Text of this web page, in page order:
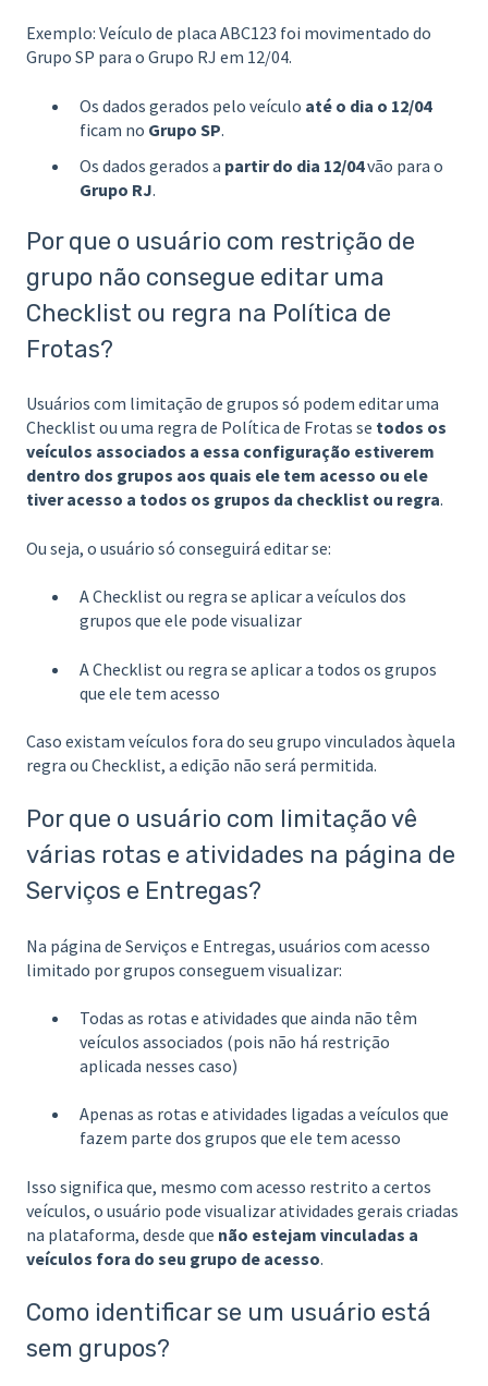
Exemplo: Veículo de placa ABC123 foi movimentado do
Grupo SP para o Grupo RJ em 12/04.
Os dados gerados pelo veículo até o dia o 12/04
ficam no Grupo SP.
Os dados gerados a partir do dia 12/04vão para o
Grupo RJ.
Por que o usuário com restrição de
grupo não consegue editar uma
Checklist ou regra na Política de
Frotas?
Usuários com limitação de grupos só podem editar uma
Checklist ou uma regra de Política de Frotas se todos os
veículos associados a essa configuração estiverem
dentro dos grupos aos quais ele tem acesso ou ele
tiver acesso a todos os grupos da checklist ou regra.
Ou seja, o usuário só conseguirá editar se:
A Checklist ou regra se aplicar a veículos dos
grupos que ele pode visualizar
A Checklist ou regra se aplicar a todos os grupos
que ele tem acesso
Caso existam veículos fora do seu grupo vinculados àquela
regra ou Checklist, a edição não será permitida.
Por que o usuário com limitação vê
várias rotas e atividades na página de
Serviços e Entregas?
Na página de Serviços e Entregas, usuários com acesso
limitado por grupos conseguem visualizar:
Todas as rotas e atividades que ainda não têm
veículos associados (pois não há restrição
aplicada nesses caso)
Apenas as rotas e atividades ligadas a veículos que
fazem parte dos grupos que ele tem acesso
Isso significa que, mesmo com acesso restrito a certos
veículos, o usuário pode visualizar atividades gerais criadas
na plataforma, desde que não estejam vinculadas a
veículos fora do seu grupo de acesso.
Como identificar se um usuário está
sem grupos?